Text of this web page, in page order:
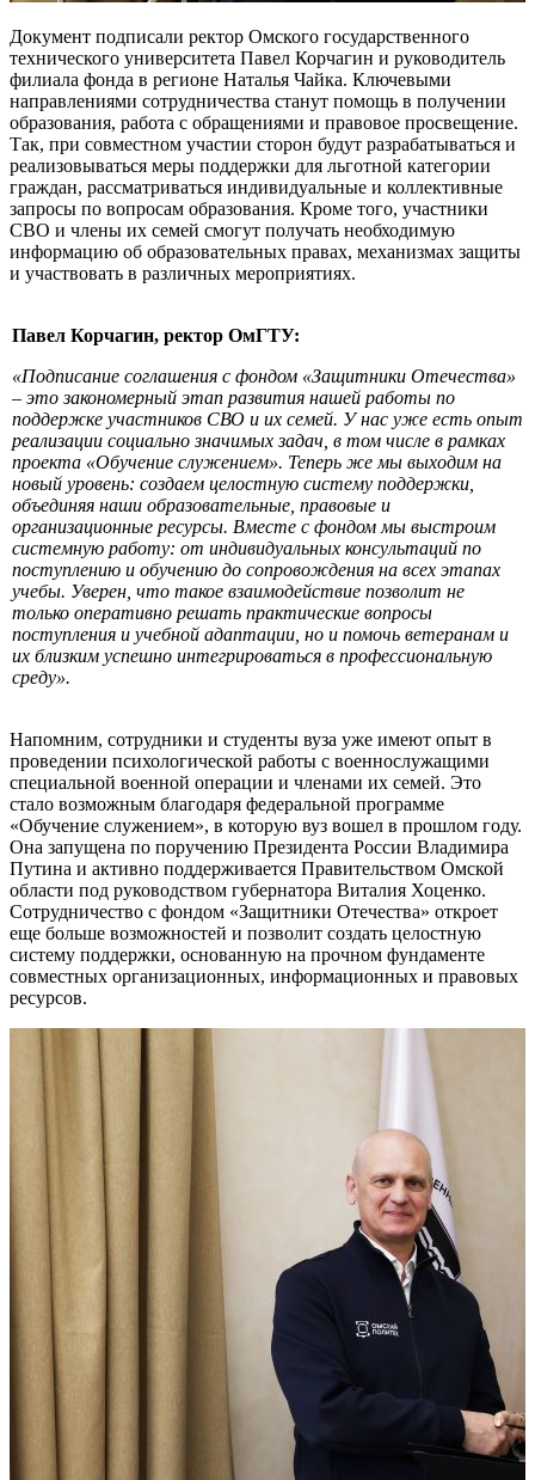
Документ подписали ректор Омского государственного
технического университета Павел Корчагин и руководитель
филиала фонда в регионе Наталья Чайка. Ключевыми
направлениями сотрудничества станут помощь в получении
образования, работа с обращениями и правовое просвещение.
Так, при совместном участии сторон будут разрабатываться и
реализовываться меры поддержки для льготной категории
граждан, рассматриваться индивидуальные и коллективные
запросы по вопросам образования. Кроме того, участники
СВО и члены их семей смогут получать необходимую
информацию об образовательных правах, механизмах защиты
и участвовать в различных мероприятиях.
Павел Корчагин, ректор ОмГТУ:
«Подписание соглашения с фондом «Защитники Отечества»
– это закономерный этап развития нашей работы по
поддержке участников СВО и их семей. У нас уже есть опыт
реализации социально значимых задач, в том числе в рамках
проекта «Обучение служением». Теперь же мы выходим на
новый уровень: создаем целостную систему поддержки,
объединяя наши образовательные, правовые и
организационные ресурсы. Вместе с фондом мы выстроим
системную работу: от индивидуальных консультаций по
поступлению и обучению до сопровождения на всех этапах
учебы. Уверен, что такое взаимодействие позволит не
только оперативно решать практические вопросы
поступления и учебной адаптации, но и помочь ветеранам и
их близким успешно интегрироваться в профессиональную
среду».
Напомним, сотрудники и студенты вуза уже имеют опыт в
проведении психологической работы с военнослужащими
специальной военной операции и членами их семей. Это
стало возможным благодаря федеральной программе
«Обучение служением», в которую вуз вошел в прошлом году.
Она запущена по поручению Президента России Владимира
Путина и активно поддерживается Правительством Омской
области под руководством губернатора Виталия Хоценко.
Сотрудничество с фондом «Защитники Отечества» откроет
еще больше возможностей и позволит создать целостную
систему поддержки, основанную на прочном фундаменте
совместных организационных, информационных и правовых
ресурсов.